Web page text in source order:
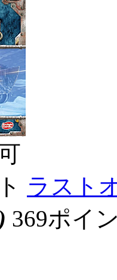
ラスト
369ポイ